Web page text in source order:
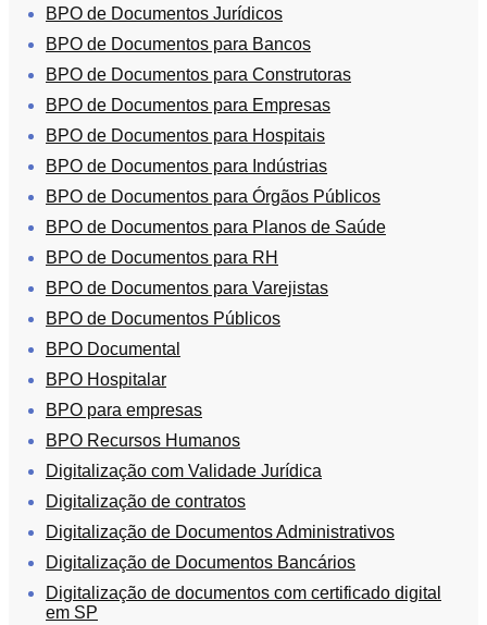
Somos
Nossas
Políticas
Política
de
Privacidade
Política
Cookies
da
Informação
Cibernética
da
Central
de
Normas
Proteção
a
BPO de Documentos Jurídicos
BPO de Documentos para Bancos
BPO de Documentos para Construtoras
BPO de Documentos para Empresas
BPO de Documentos para Hospitais
BPO de Documentos para Indústrias
BPO de Documentos para Órgãos Públicos
BPO de Documentos para Planos de Saúde
BPO de Documentos para RH
BPO de Documentos para Varejistas
BPO de Documentos Públicos
BPO Documental
BPO Hospitalar
BPO para empresas
BPO Recursos Humanos
Digitalização com Validade Jurídica
Digitalização de contratos
Digitalização de Documentos Administrativos
Digitalização de Documentos Bancários
Digitalização de documentos com certificado digital
em SP